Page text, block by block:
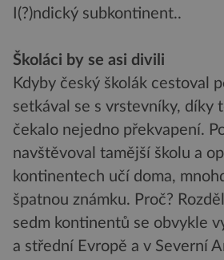
I(?)ndický subkontinent..
Školáci by se asi divili
Kdyby český školák cestoval
setkával se s vrstevníky, díky
čekalo nejedno překvapení.
navštěvoval tamější školu a
kontinentech učí doma,
špatnou známku. Proč?
sedm kontinentů se obvykle
a střední Evropě a v Severní